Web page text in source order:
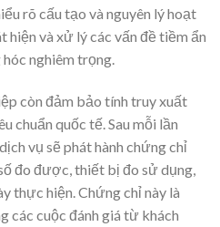
rõ cấu tạo và nguyên lý hoạt
hiện và xử lý các vấn đề tiềm ẩn
nghiêm trọng.
còn đảm bảo tính truy xuất
chuẩn quốc tế. Sau mỗi lần
vụ sẽ phát hành chứng chỉ
đo được, thiết bị đo sử dụng,
thực hiện. Chứng chỉ này là
các cuộc đánh giá từ khách